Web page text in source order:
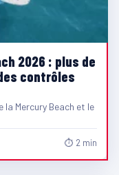
2026 : plus de
contrôles
Mercury Beach et le
⏱ 2 min